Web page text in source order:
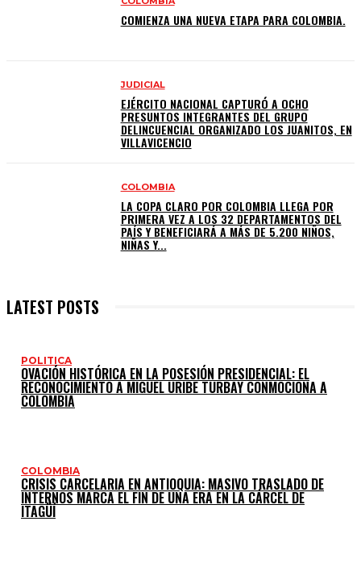
COMIENZA UNA NUEVA ETAPA PARA COLOMBIA.
JUDICIAL
EJÉRCITO NACIONAL CAPTURÓ A OCHO
PRESUNTOS INTEGRANTES DEL GRUPO
DELINCUENCIAL ORGANIZADO LOS JUANITOS, EN
VILLAVICENCIO
COLOMBIA
LA COPA CLARO POR COLOMBIA LLEGA POR
PRIMERA VEZ A LOS 32 DEPARTAMENTOS DEL
PAÍS Y BENEFICIARÁ A MÁS DE 5.200 NIÑOS,
NIÑAS Y...
LATEST POSTS
POLITICA
OVACIÓN HISTÓRICA EN LA POSESIÓN PRESIDENCIAL: EL
RECONOCIMIENTO A MIGUEL URIBE TURBAY CONMOCIONA A
COLOMBIA
COLOMBIA
CRISIS CARCELARIA EN ANTIOQUIA: MASIVO TRASLADO DE
INTERNOS MARCA EL FIN DE UNA ERA EN LA CÁRCEL DE
ITAGÜÍ